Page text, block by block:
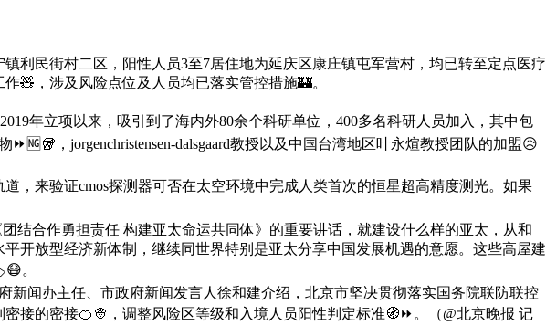
民街村二区，阳性人员3至7居住地为延庆区康庄镇屯军营村，均已转至定点医疗
🧸，涉及风险点位及人员均已落实管控措施🏰。
年立项以来，吸引到了海内外80余个科研单位，400多名科研人员加入，其中包
，jorgenchristensen-dalsgaard教授以及中国台湾地区叶永煊教授团队的加盟😥
来验证cmos探测器可否在太空环境中完成人类首次的恒星超高精度测光。如果
合作勇担责任 构建亚太命运共同体》的重要讲话，就建设什么样的亚太，从和
开放型经济新体制，继续同世界特别是亚太分享中国发展机遇的意愿。这些高屋建
。
闻办主任、市政府新闻发言人徐和建介绍，北京市坚决贯彻落实国务院联防联控
接的密接🍊👳，调整风险区等级和入境人员阳性判定标准🧭⏩。（@北京晚报 记